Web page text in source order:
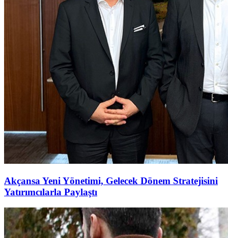
Akçansa Yeni Yönetimi, Gelecek Dönem Stratejisini
Yatırımcılarla Paylaştı